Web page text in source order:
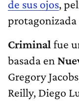
de sus ojos,
Criminal fue
basada en
Gregory
Reilly, Diego